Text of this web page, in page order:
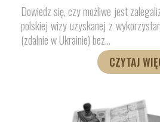
Dowiedz się, czy możliwe jest
polskiej wizy uzyskanej z
(zdalnie w Ukrainie) bez…
CZYTAJ